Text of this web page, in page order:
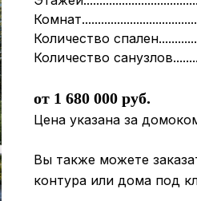
Количество
Количество
от 1 680 000 руб.
Цена указана за
Вы также можете
контура или дома под